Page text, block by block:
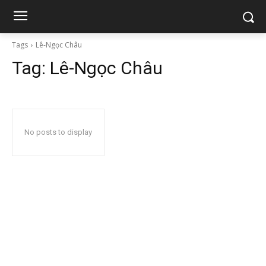
Tags Lê-Ngọc Châu
Tag: Lê-Ngọc Châu
No posts to display